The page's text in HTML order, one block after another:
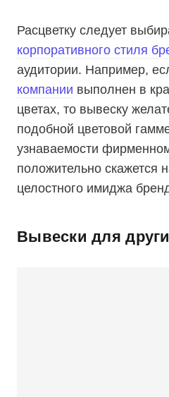
Расцветку следует
корпоративного стиля
аудитории. Например,
компании выполнен в
цветах, то вывеску
подобной цветовой
узнаваемости
положительно скажется
целостного имиджа
Вывески для